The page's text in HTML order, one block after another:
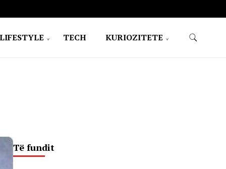
TECH KURIOZITETE
Të fundit